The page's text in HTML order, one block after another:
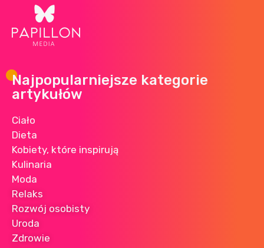
Najpopularniejsze kategorie
artykułów
Ciało
Dieta
Kobiety, które inspirują
Kulinaria
Moda
Relaks
Rozwój osobisty
Uroda
Zdrowie